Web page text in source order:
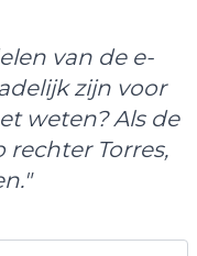
van de e-
zijn voor
weten? Als de
rechter Torres,